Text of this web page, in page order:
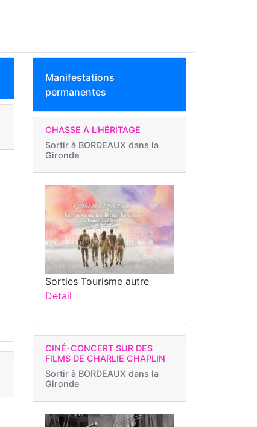
Manifestations
permanentes
CHASSE À L'HÉRITAGE
Sortir à BORDEAUX dans la
Gironde
Sorties Tourisme autre
Détail
CINÉ-CONCERT SUR DES
FILMS DE CHARLIE CHAPLIN
Sortir à BORDEAUX dans la
Gironde